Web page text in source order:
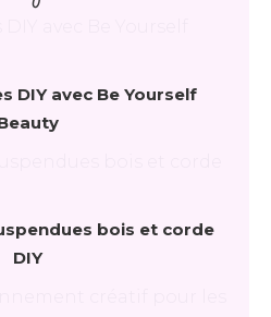
DIY avec Be Yourself
bois et corde
DIY